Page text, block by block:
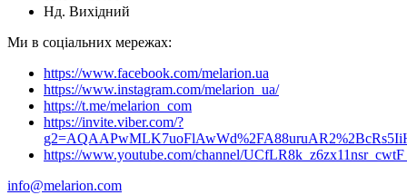
Нд. Вихідний
Ми в соціальних мережах:
https://www.facebook.com/melarion.ua
https://www.instagram.com/melarion_ua/
https://t.me/melarion_com
https://invite.viber.com/?
https://www.youtube.com/channel/
info@melarion.com